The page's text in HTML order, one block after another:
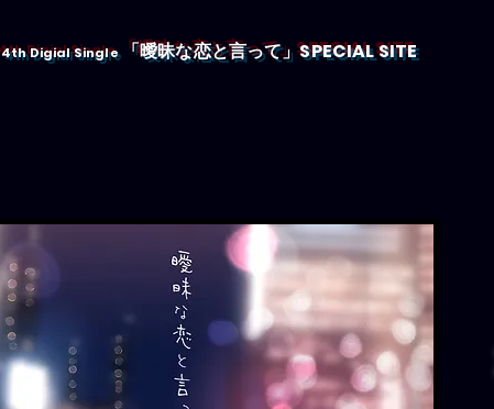
4th Digial Single「曖昧な恋と言って」SPECIAL SITE